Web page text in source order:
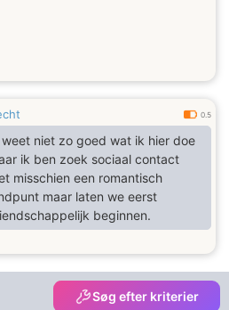
0.5
niet zo goed wat ik hier doe
ik ben zoek sociaal contact
misschien een romantisch
maar laten we eerst
beginnen.
Søg efter kriterier